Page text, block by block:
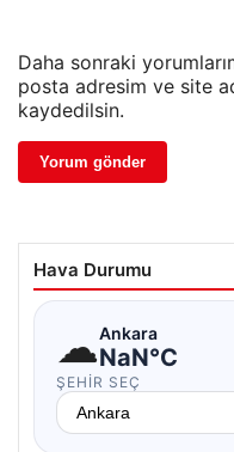
Daha sonraki
posta adresim ve site
kaydedilsin.
Hava Durumu
☁Ankara
NaN°C
ŞEHIR SEÇ